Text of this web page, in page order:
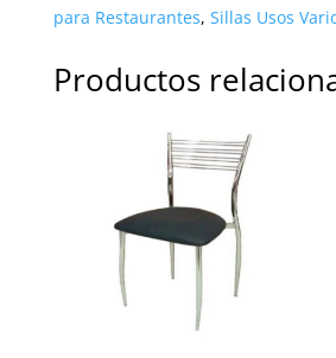
para Restaurantes, Sillas Usos
Productos